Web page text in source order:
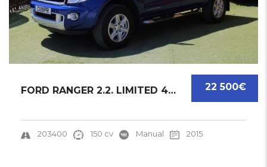
22 500€
FORD RANGER 2.2. LIMITED 4X4 CABINE DUPLA | ...
203400 150 cv Manual 2015